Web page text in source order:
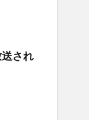
され